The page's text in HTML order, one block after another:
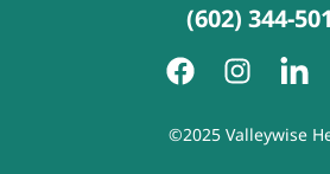
(602) 344-
©2025 Valleywise